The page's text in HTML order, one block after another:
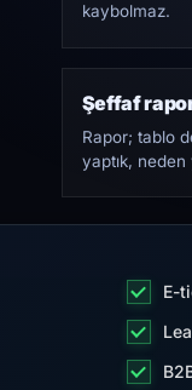
kaybolmaz.
Şeffaf
Rapor; tablo
yaptık, neden
E-